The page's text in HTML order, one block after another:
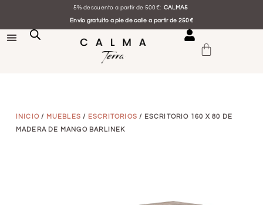
5% descuento a partir de 500€: CALMA5
Envío gratuito a pie de calle a partir de 250€
INICIO / MUEBLES / ESCRITORIOS / ESCRITORIO 160 X 80 DE
MADERA DE MANGO BARLINEK